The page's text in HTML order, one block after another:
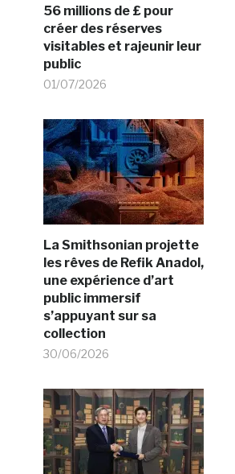
56 millions de £ pour
créer des réserves
visitables et rajeunir leur
public
01/07/2026
La Smithsonian projette
les rêves de Refik Anadol,
une expérience d’art
public immersif
s’appuyant sur sa
collection
30/06/2026